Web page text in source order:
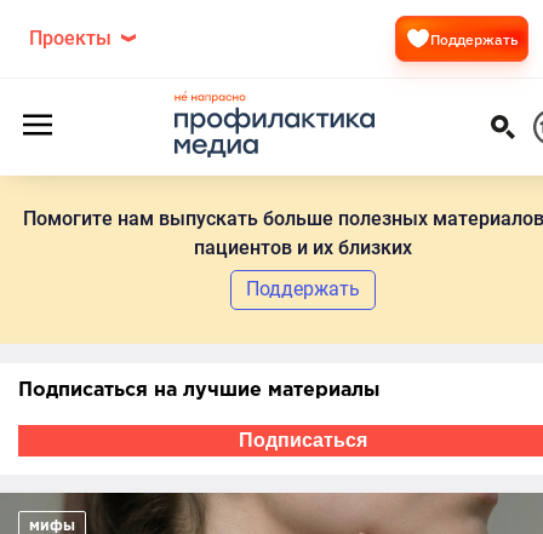
Помогите нам выпускать больше полезных
пациентов и их близких
Поддержать
Проекты Поддержать
Подписаться на лучшие материалы
Подписаться
мифы